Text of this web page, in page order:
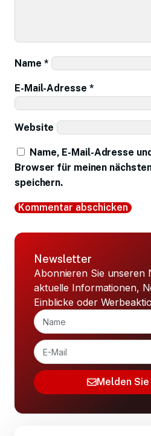
Name *
E-Mail-Adresse *
Website
Name, E-Mail-Adresse
Browser für meinen
speichern.
Newsletter
Abonnieren Sie unseren
aktuelle Informationen,
Einblicke oder
Melden Sie